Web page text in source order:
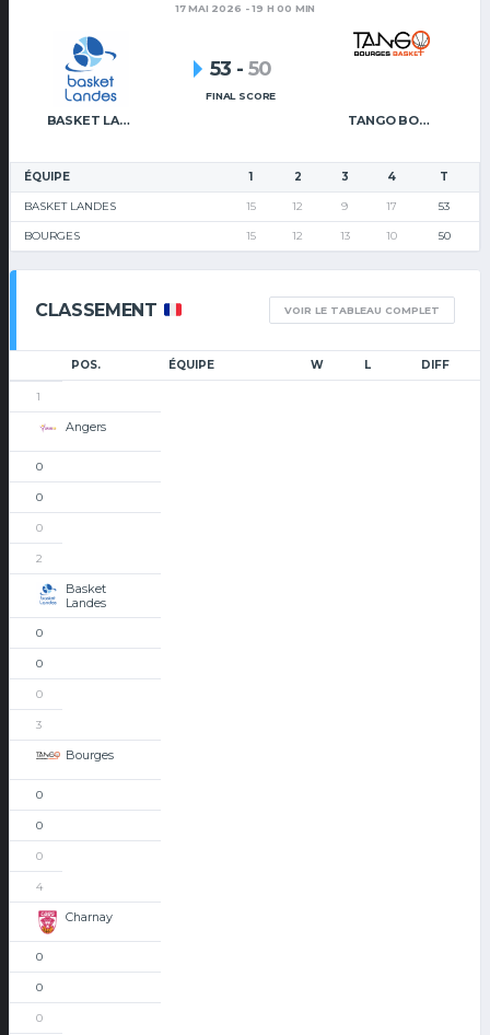
17 MAI 2026 - 19 H 00 MIN
BASKET LANDES TANGO BOURGES BASKET
53 - 50
FINAL SCORE
ÉQUIPE 1 2 3 4 T
BASKET LANDES 15 12 9 17 53
BOURGES 15 12 13 10 50
CLASSEMENT VOIR LE TABLEAU COMPLET
POS. ÉQUIPE W L DIFF
1
Angers
0
0
0
2
Basket
Landes
0
0
0
3
Bourges
0
0
0
4
Charnay
0
0
0